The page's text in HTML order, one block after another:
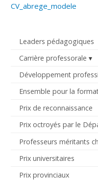
Leaders pédagogiques
Carrière professorale
Développement
Ensemble pour la
Prix de reconnaissance
Prix octroyés par le
Professeurs méritants
Prix universitaires
Prix provinciaux
CV_abrege_modele